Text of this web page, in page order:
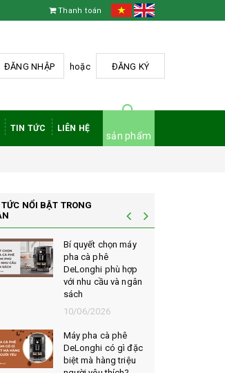
Thanh toán
ĐĂNG NHẬP hoặc ĐĂNG KÝ
TIN TỨC LIÊN HỆ
sản phẩm
NỔI BẬT TRONG
Bí quyết chọn máy
pha cà phê
DeLonghi phù hợp
với nhu cầu và ngân
sách
10/06/2026
Máy pha cà phê
DeLonghi có gì đặc
biệt mà hàng triệu